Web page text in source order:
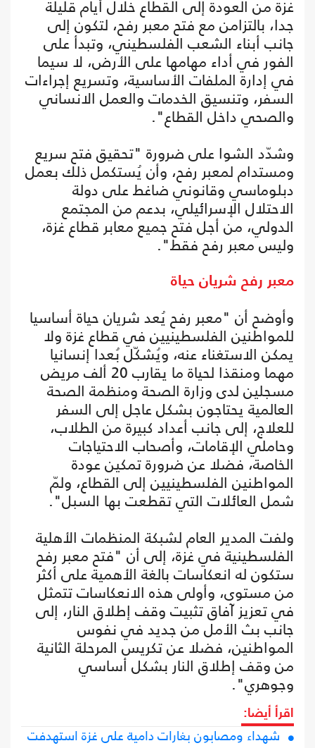
غزة من العودة إلى القطاع خلال أيام قليلة
جدا، بالتزامن مع فتح معبر رفح، لتكون إلى
جانب أبناء الشعب الفلسطيني، وتبدأ على
الفور في أداء مهامها على الأرض، لا سيما
في إدارة الملفات الأساسية، وتسريع إجراءات
السفر، وتنسيق الخدمات والعمل الانساني
والصحي داخل القطاع".
وشدّد الشوا على ضرورة "تحقيق فتح سريع
ومستدام لمعبر رفح، وأن يُستكمل ذلك بعمل
دبلوماسي وقانوني ضاغط على دولة
الاحتلال الإسرائيلي، بدعم من المجتمع
الدولي، من أجل فتح جميع معابر قطاع غزة،
وليس معبر رفح فقط".
معبر رفح شريان حياة
وأوضح أن "معبر رفح يُعد شريان حياة أساسيا
للمواطنين الفلسطينيين في قطاع غزة ولا
يمكن الاستغناء عنه، ويُشكّل بُعدا إنسانيا
مهما ومنقذا لحياة ما يقارب 20 ألف مريض
مسجلين لدى وزارة الصحة ومنظمة الصحة
العالمية يحتاجون بشكل عاجل إلى السفر
للعلاج، إلى جانب أعداد كبيرة من الطلاب،
وحاملي الإقامات، وأصحاب الاحتياجات
الخاصة، فضلا عن ضرورة تمكين عودة
المواطنين الفلسطينيين إلى القطاع، ولمّ
شمل العائلات التي تقطعت بها السبل".
ولفت المدير العام لشبكة المنظمات الأهلية
الفلسطينية في غزة، إلى أن "فتح معبر رفح
ستكون له انعكاسات بالغة الأهمية على أكثر
من مستوى، وأولى هذه الانعكاسات تتمثل
في تعزيز آفاق تثبيت وقف إطلاق النار، إلى
جانب بث الأمل من جديد في نفوس
المواطنين، فضلا عن تكريس المرحلة الثانية
من وقف إطلاق النار بشكل أساسي
وجوهري".
اقرأ أيضا:
شهداء ومصابون بغارات دامية على غزة استهدفت